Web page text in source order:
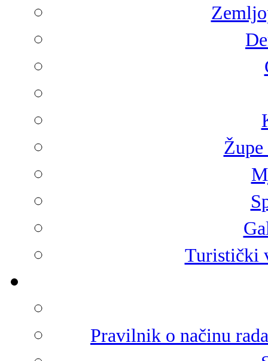
Turistički
Pravilnik o načinu